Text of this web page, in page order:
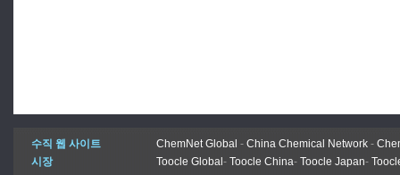
수직 웹 사이트 ChemNet Global - China Chemical Network -
시장
Toocle Global - Toocle China- Toocle Japan-